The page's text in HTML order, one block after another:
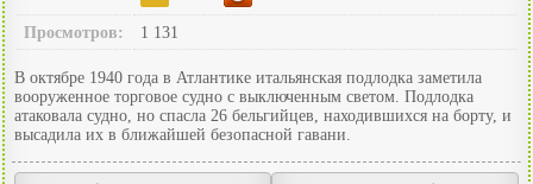
Просмотров: 1 131
В октябре 1940 года в Атлантике итальянская подлодка заметила
вооруженное торговое судно с выключенным светом. Подлодка
атаковала судно, но спасла 26 бельгийцев, находившихся на борту, и
высадила их в ближайшей безопасной гавани.